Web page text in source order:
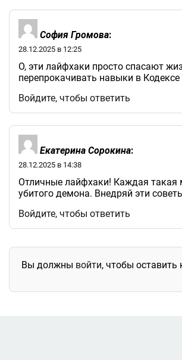
София Громова:
28.12.2025 в 12:25
О, эти лайфхаки просто спасают
перепрокачивать навыки в
Войдите, чтобы ответить
Екатерина Сорокина:
28.12.2025 в 14:38
Отличные лайфхаки! Каждая
убитого демона. Внедряй эти
Войдите, чтобы ответить
Вы должны войти, чтобы